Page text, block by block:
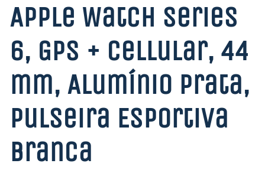
Apple Watch Series
6, GPS + Cellular, 44
mm, Alumínio Prata,
Pulseira Esportiva
Branca